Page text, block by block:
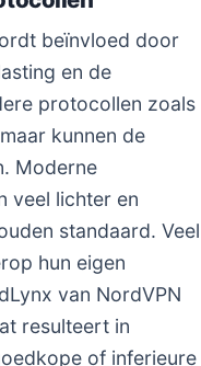
beïnvloed door
en de
protocollen zoals
kunnen de
Moderne
veel lichter en
standaard. Veel
hun eigen
van NordVPN
resulteert in
of inferieure